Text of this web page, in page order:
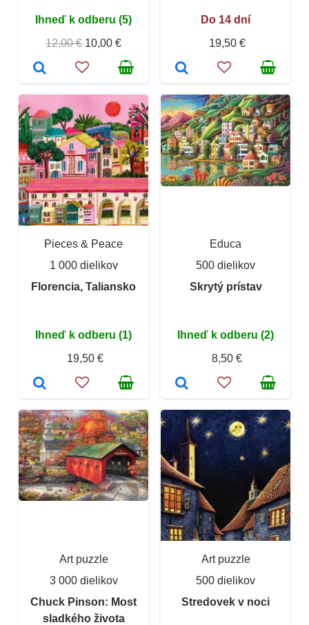
Ihneď k odberu (5)
12,00 € 10,00 €
Do 14 dní
19,50 €
Pieces & Peace
1 000 dielikov
Florencia, Taliansko
Ihneď k odberu (1)
19,50 €
Educa
500 dielikov
Skrytý prístav
Ihneď k odberu (2)
8,50 €
Art puzzle
3 000 dielikov
Chuck Pinson: Most
sladkého života
Art puzzle
500 dielikov
Stredovek v noci